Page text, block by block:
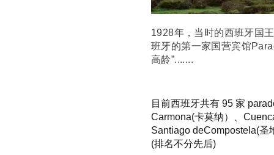
1928年，当时的西班牙国
班牙的第一家国营宾馆
高龄”.......
目前西班牙共有 95 家
Carmona(卡莫纳）、
Santiago deCompostela(圣
(排名不分先后)